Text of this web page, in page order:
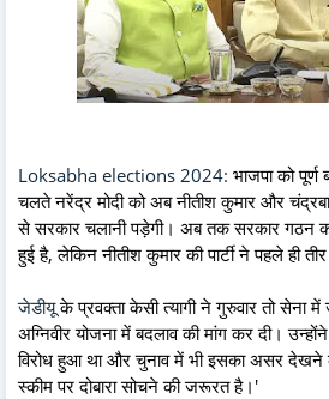
Loksabha elections 2024: भाजपा को
चलते नरेंद्र मोदी को अब नीतीश कुमार और
से सरकार चलानी पड़ेगी। अब तक सरकार गठन
हुई है, लेकिन नीतीश कुमार की पार्टी ने पहले ही
जेडीयूके प्रवक्ता केसी त्यागी ने गुरुवार तो सेना में
अग्निवीर योजना में बदलाव की मांग कर दी।
विरोध हुआ था और चुनाव में भी इसका असर देखने
स्कीम पर दोबारा सोचने की जरूरत है।'